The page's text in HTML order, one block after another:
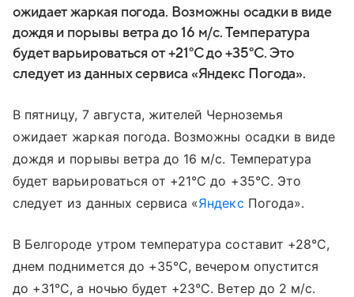
ожидает жаркая погода. Возможны осадки в виде
дождя и порывы ветра до 16 м/с. Температура
будет варьироваться от +21°C до +35°C. Это
следует из данных сервиса «Яндекс Погода».
В пятницу, 7 августа, жителей Черноземья
ожидает жаркая погода. Возможны осадки в виде
дождя и порывы ветра до 16 м/с. Температура
будет варьироваться от +21°C до +35°C. Это
следует из данных сервиса «Яндекс Погода».
В Белгороде утром температура составит +28°C,
днем поднимется до +35°C, вечером опустится
до +31°C, а ночью будет +23°C. Ветер до 2 м/с.